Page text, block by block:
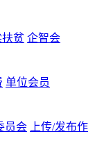
扶贫 企智会
单位会员
员会
上传/发布作